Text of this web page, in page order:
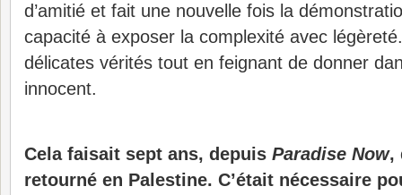
d’amitié et fait une nouvelle fois la
capacité à exposer la complexité avec
délicates vérités tout en feignant de donner
innocent.
Cela faisait sept ans, depuis Paradise Now,
retourné en Palestine. C’était nécessaire